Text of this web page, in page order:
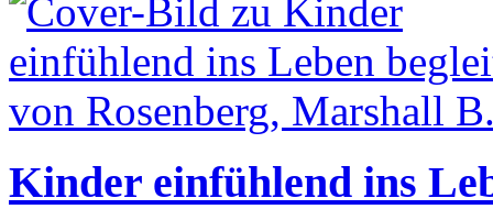
Kinder einfühlend ins